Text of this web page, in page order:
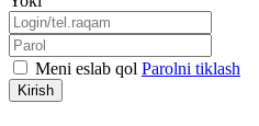
Meni eslab qol Parolni tiklash
Kirish